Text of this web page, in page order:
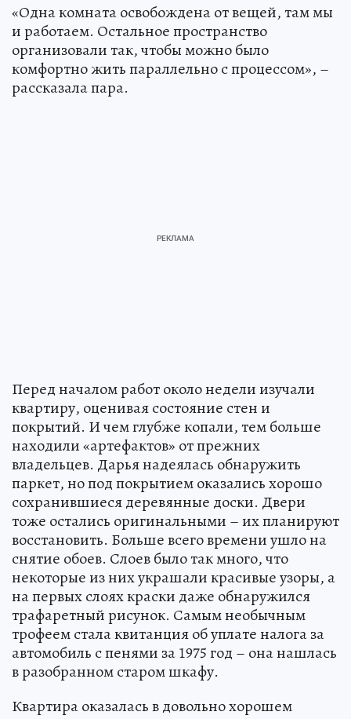
«Одна комната освобождена от вещей, там мы
и работаем. Остальное пространство
организовали так, чтобы можно было
комфортно жить параллельно с процессом», –
рассказала пара.
Перед началом работ около недели изучали
квартиру, оценивая состояние стен и
покрытий. И чем глубже копали, тем больше
находили «артефактов» от прежних
владельцев. Дарья надеялась обнаружить
паркет, но под покрытием оказались хорошо
сохранившиеся деревянные доски. Двери
тоже остались оригинальными – их планируют
восстановить. Больше всего времени ушло на
снятие обоев. Слоев было так много, что
некоторые из них украшали красивые узоры, а
на первых слоях краски даже обнаружился
трафаретный рисунок. Самым необычным
трофеем стала квитанция об уплате налога за
автомобиль с пенями за 1975 год – она нашлась
в разобранном старом шкафу.
Квартира оказалась в довольно хорошем